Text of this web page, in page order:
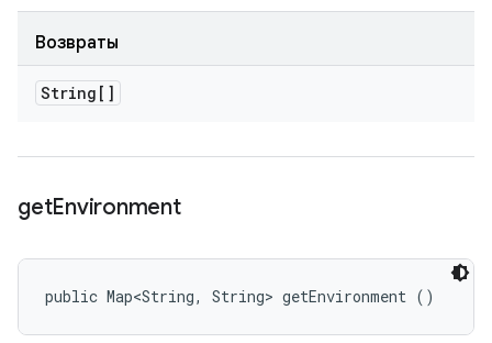
Возвраты
String[]
getEnvironment
public Map<String, String> getEnvironment ()